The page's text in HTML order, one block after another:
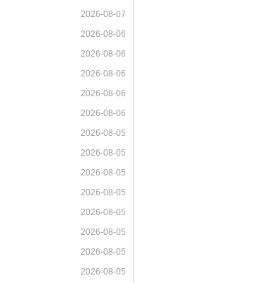
2026-08-07
2026-08-06
2026-08-06
2026-08-06
2026-08-06
2026-08-06
2026-08-05
2026-08-05
2026-08-05
2026-08-05
2026-08-05
2026-08-05
2026-08-05
2026-08-05